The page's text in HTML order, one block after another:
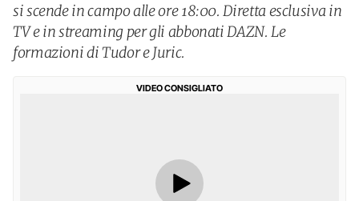
si scende in campo alle ore 18:00. Diretta esclusiva in
TV e in streaming per gli abbonati DAZN. Le
formazioni di Tudor e Juric.
VIDEO CONSIGLIATO